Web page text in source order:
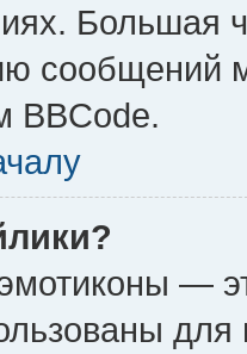
Большая
сообщений
BBCode.
—